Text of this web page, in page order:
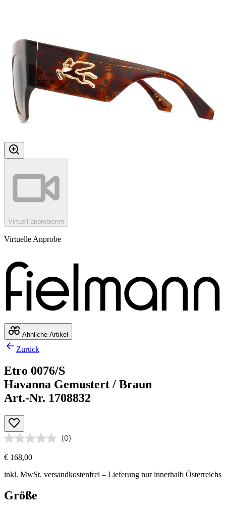
Virtuell anprobieren
Virtuelle Anprobe
Ähnliche Artikel
Zurück
Etro 0076/S
Havanna Gemustert / Braun
Art.-Nr. 1708832
(0)
€ 168,00
inkl. MwSt. versandkostenfrei – Lieferung nur innerhalb Österreichs
Größe